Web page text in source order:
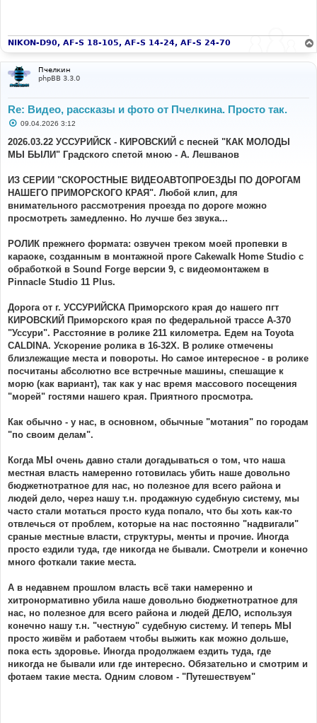
NIKON-D90, AF-S 18-105, AF-S 14-24, AF-S 24-70
Пчелкин
phpBB 3.3.0
Re: Видео, рассказы и фото от Пчелкина. Просто так.
С
о
б
щ
и
е
09.04.2026 3:12
2026.03.22 УССУРИЙСК - КИРОВСКИЙ с песней "КАК МОЛОДЫ
МЫ БЫЛИ" Градского спетой мною - А. Лешванов
ИЗ СЕРИИ "СКОРОСТНЫЕ ВИДЕОАВТОПРОЕЗДЫ ПО ДОРОГАМ
НАШЕГО ПРИМОРСКОГО КРАЯ". Любой клип, для
внимательного рассмотрения проезда по дороге можно
просмотреть замедленно. Но лучше без звука...
РОЛИК прежнего формата: озвучен треком моей пропевки в
караоке, созданным в монтажной проге Cakewalk Home Studio с
обработкой в Sound Forge версии 9, с видеомонтажем в
Pinnacle Studio 11 Plus.
Дорога от г. УССУРИЙСКА Приморского края до нашего пгт
КИРОВСКИЙ Приморского края по федеральной трассе А-370
"Уссури". Расстояние в ролике 211 километра. Едем на Toyota
CALDINA. Ускорение ролика в 16-32Х. В ролике отмечены
близлежащие места и повороты. Но самое интересное - в ролике
посчитаны абсолютно все встречные машины, спешащие к
морю (как вариант), так как у нас время массового посещения
"морей" гостями нашего края. Приятного просмотра.
Как обычно - у нас, в основном, обычные "мотания" по городам
"по своим делам".
Когда МЫ очень давно стали догадываться о том, что наша
местная власть намеренно готовилась убить наше довольно
бюджетнотратное для нас, но полезное для всего района и
людей дело, через нашу т.н. продажную судебную систему, мы
часто стали мотаться просто куда попало, что бы хоть как-то
отвлечься от проблем, которые на нас постоянно "надвигали"
сраные местные власти, структуры, менты и прочие. Иногда
просто ездили туда, где никогда не бывали. Смотрели и конечно
много фоткали такие места.
А в недавнем прошлом власть всё таки намеренно и
хитронормативно убила наше довольно бюджетнотратное для
нас, но полезное для всего района и людей ДЕЛО, используя
конечно нашу т.н. "честную" судебную систему. И теперь МЫ
просто живём и работаем чтобы выжить как можно дольше,
пока есть здоровье. Иногда продолжаем ездить туда, где
никогда не бывали или где интересно. Обязательно и смотрим и
фотаем такие места. Одним словом - "Путешествуем"